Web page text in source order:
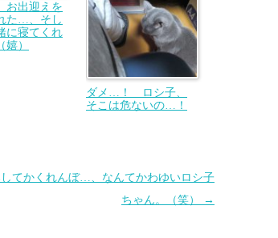
お出迎えを
た…、そし
に寝てくれ
）
ダメ…！ ロシ子、
そこは危ないの…！
てかくれんぼ…、なんてかわゆいロシ子
ちゃん。（笑）
→